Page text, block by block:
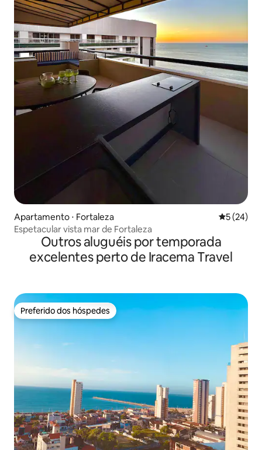
Apartamento ⋅ Fortaleza 5 de uma
5 (24)
Espetacular vista mar de Fortaleza
Outros aluguéis por temporada
excelentes perto de Iracema Travel
Preferido dos hóspedes
Preferido dos hóspedes